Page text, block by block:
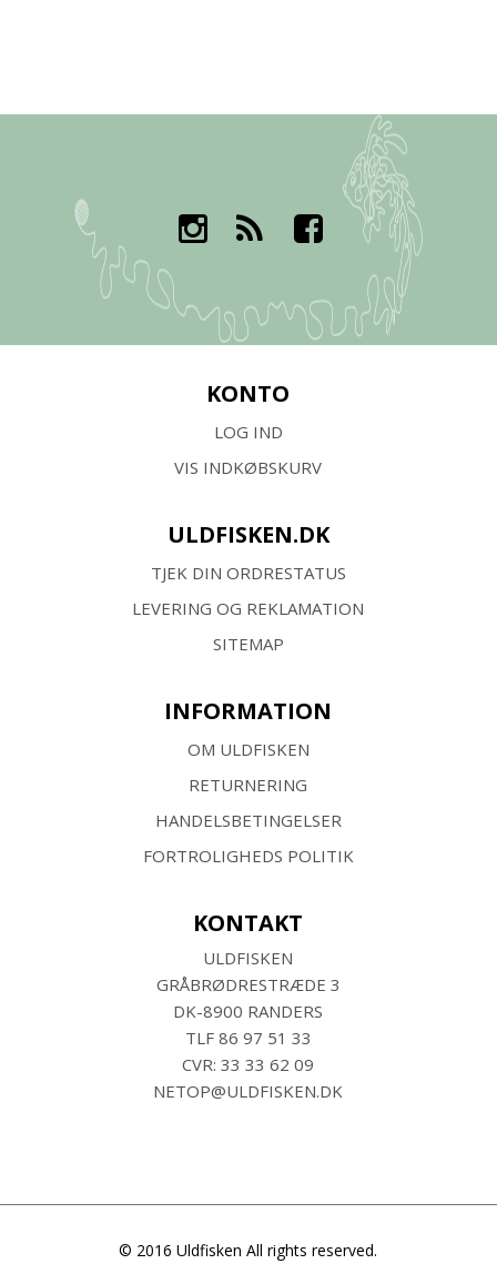
KONTO
LOG IND
VIS INDKØBSKURV
ULDFISKEN.DK
TJEK DIN ORDRESTATUS
LEVERING OG REKLAMATION
SITEMAP
INFORMATION
OM ULDFISKEN
RETURNERING
HANDELSBETINGELSER
FORTROLIGHEDS POLITIK
KONTAKT
ULDFISKEN
GRÅBRØDRESTRÆDE 3
DK-8900 RANDERS
TLF 86 97 51 33
CVR: 33 33 62 09
NETOP@ULDFISKEN.DK
© 2016 Uldfisken All rights reserved.